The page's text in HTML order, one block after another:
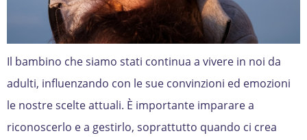
Il bambino che siamo stati continua a vivere in noi da
adulti, influenzando con le sue convinzioni ed emozioni
le nostre scelte attuali. È importante imparare a
riconoscerlo e a gestirlo, soprattutto quando ci crea